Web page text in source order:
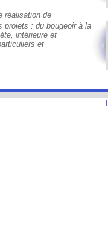
réalisation de
projets : du bougeoir à la
intérieure et
et